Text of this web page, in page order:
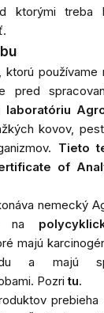
ktorými treba
ktorú používame
pred
laboratóriu
kovov,
Tieto
of
nemecký
na
majú
a majú
Pozritu.
prebieha